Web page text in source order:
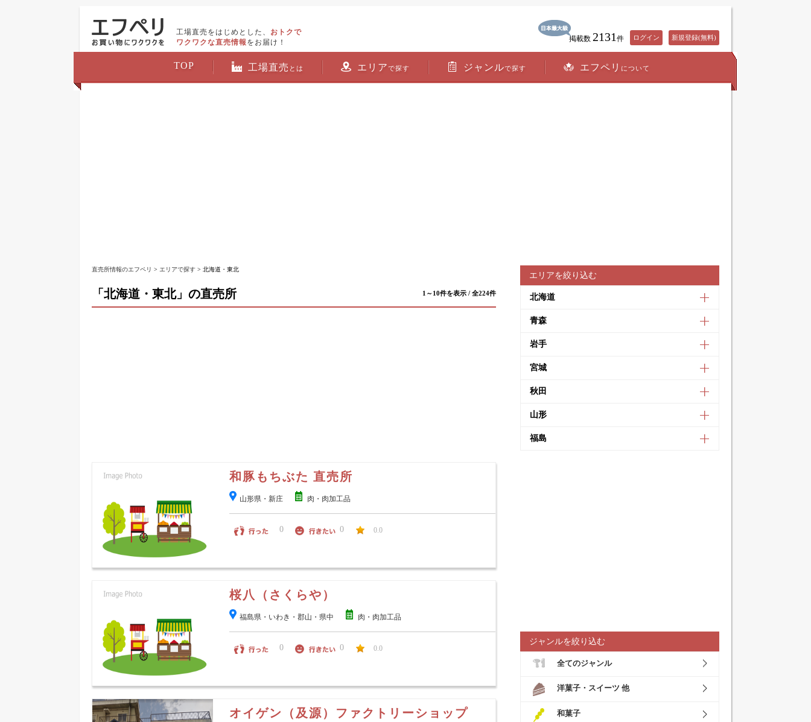
工場直売をはじめとした、 おトクで
ワクワクな直売情報 をお届け！ 掲載数 2131 件 ログイン 新規登録(無料)
TOP 工場直売 とは エリアで探す ジャンルで探す エフペリ について
直売所情報のエフペリ > エリアで探す > 北海道・東北
「北海道・東北」の直売所 1～10件を表示 / 全224件
和豚もちぶた 直売所
山形県・新庄 肉・肉加工品
0 0 0.0
桜八（さくらや）
福島県・いわき・郡山・県中 肉・肉加工品
0 0 0.0
オイゲン（及源）ファクトリーショップ
エリアを絞り込む
北海道
青森
岩手
宮城
秋田
山形
福島
ジャンルを絞り込む
全てのジャンル
洋菓子・スイーツ 他
和菓子